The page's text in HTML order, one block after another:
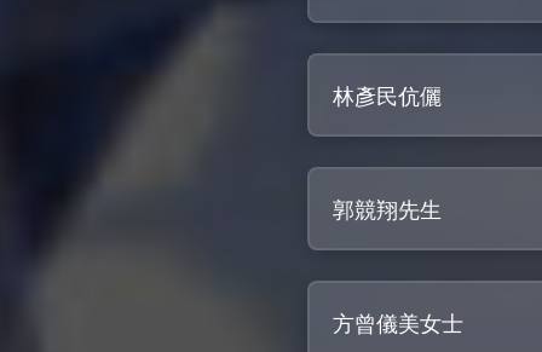
林彥民伉儷
郭競翔先生
方曾儀美女士